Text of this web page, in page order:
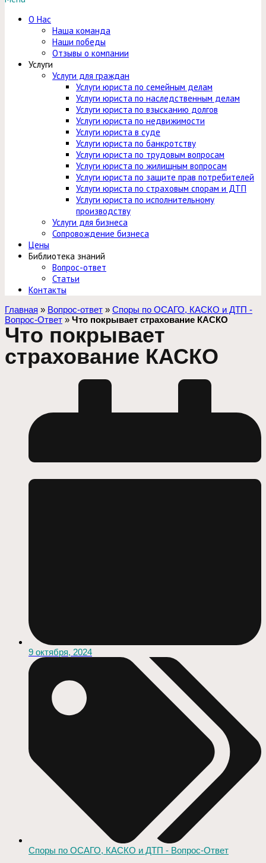
О Нас
Наша команда
Наши победы
Отзывы о компании
Услуги
Услуги для граждан
Услуги юриста по семейным делам
Услуги юриста по наследственным делам
Услуги юриста по взысканию долгов
Услуги юриста по недвижимости
Услуги юриста в суде
Услуги юриста по банкротству
Услуги юриста по трудовым вопросам
Услуги юриста по жилищным вопросам
Услуги юриста по защите прав потребителей
Услуги юриста по страховым спорам и ДТП
Услуги юриста по исполнительному
производству
Услуги для бизнеса
Сопровождение бизнеса
Цены
Библиотека знаний
Вопрос-ответ
Статьи
Контакты
Главная » Вопрос-ответ » Споры по ОСАГО, КАСКО и ДТП -
Вопрос-Ответ » Что покрывает страхование КАСКО
Что покрывает
страхование КАСКО
9 октября, 2024
Споры по ОСАГО, КАСКО и ДТП - Вопрос-Ответ